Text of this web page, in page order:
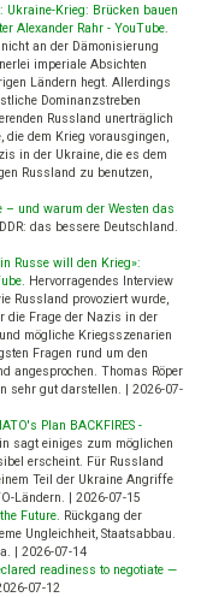
Krieg: Brücken bauen
Alexander Rahr - YouTube.
an der Dämonisierung
imperiale Absichten
Ländern hegt. Allerdings
Dominanzstreben
Russland unerträglich
die dem Krieg vorausgingen,
in der Ukraine, die es dem
Russland zu benutzen,
– und warum der Westen das
das bessere Deutschland.
Russe will den Krieg»:
. Hervorragendes Interview
Russland provoziert wurde,
die Frage der Nazis in der
mögliche Kriegsszenarien
Fragen rund um den
angesprochen. Thomas Röper
sehr gut darstellen. | 2026-07-
Plan BACKFIRES -
sagt einiges zum möglichen
erscheint. Für Russland
Teil der Ukraine Angriffe
Ländern. | 2026-07-15
Future. Rückgang der
Ungleichheit, Staatsabbau.
| 2026-07-14
readiness to negotiate —
07-12